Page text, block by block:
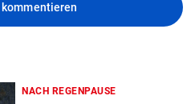
NACH REGENPAUSE